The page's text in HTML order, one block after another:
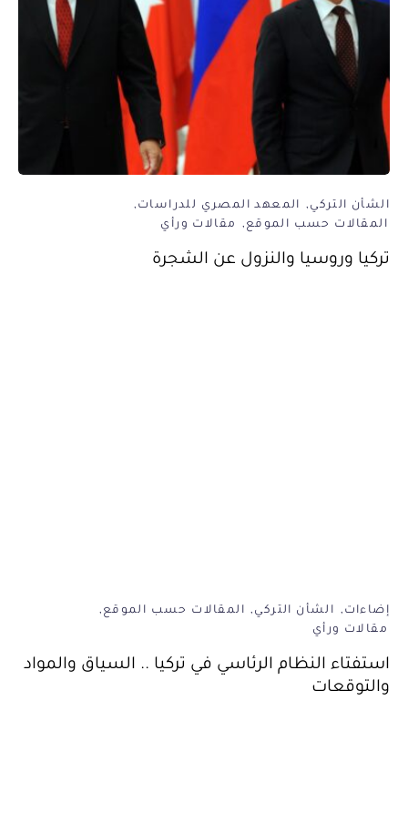
الشأن التركي
المعهد المصري للدراسات
المقالات حسب الموقع
مقالات ورأي
تركيا وروسيا والنزول عن الشجرة
إضاءات الشأن التركي
المقالات حسب الموقع
مقالات ورأي
استفتاء النظام الرئاسي في تركيا .. السياق والمواد
والتوقعات